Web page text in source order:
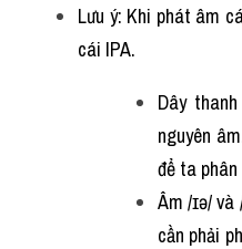
Lưu ý: Khi phát âm
cái IPA.
Dây
nguyên
để ta
Âm /ɪə/
cần phải